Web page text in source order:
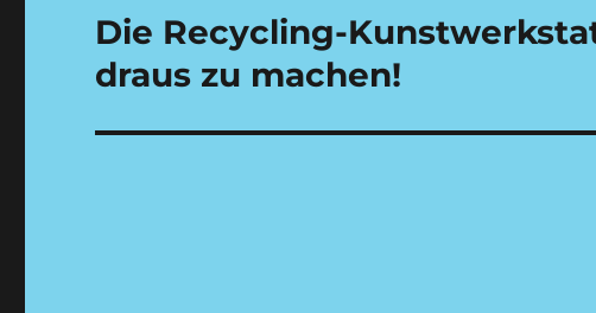
Nächster
Beitrag:
Die Recycling-
draus zu machen!